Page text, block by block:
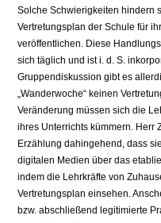
Solche Schwierigkeiten hindern
Vertretungsplan der Schule für
veröffentlichen. Diese
sich täglich und ist i. d. S.
Gruppendiskussion gibt es
„Wanderwoche“ keinen
Veränderung müssen sich die
ihres Unterrichts kümmern. Herr
Erzählung dahingehend, dass
digitalen Medien über das
indem die Lehrkräfte von
Vertretungsplan einsehen.
bzw. abschließend legitimierte